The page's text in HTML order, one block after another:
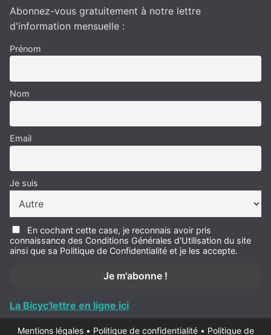
Abonnez-vous gratuitement à notre lettre
d'information mensuelle :
Prénom
Nom
Email
Je suis
En cochant cette case, je reconnais avoir pris
connaissance des Conditions Générales d'Utilisation du site
ainsi que sa Politique de Confidentialité et je les accepte.
La Bicyc'lettre en ligne ici
Mentions légales • Politique de confidentialité • Politique de